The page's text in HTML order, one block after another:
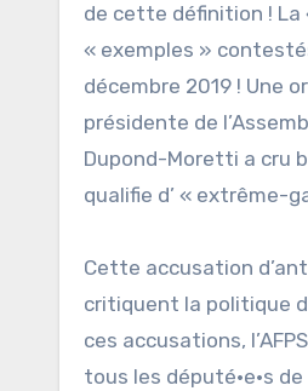
de cette définition ! La
« exemples »
décembre 2019 ! Une
présidente de
Dupond-Moretti a cru
qualifie d’ « extrême-
Cette accusation
critiquent la politique
ces accusations,
tous les député·e·s